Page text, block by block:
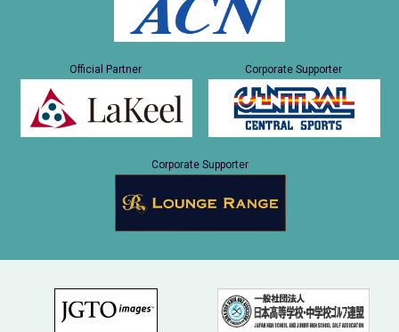
Official Partner Corporate Supporter
Corporate Supporter